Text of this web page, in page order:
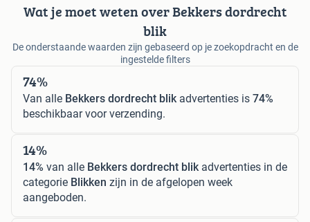
Wat je moet weten over Bekkers dordrecht
blik
De onderstaande waarden zijn gebaseerd op je zoekopdracht en de
ingestelde filters
74%
Van alle Bekkers dordrecht blikadvertenties is 74%
beschikbaar voor verzending.
14%
14% van alle Bekkers dordrecht blikadvertenties in de
categorie Blikken zijn in de afgelopen week
aangeboden.